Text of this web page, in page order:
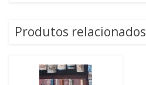
Produtos relacionados